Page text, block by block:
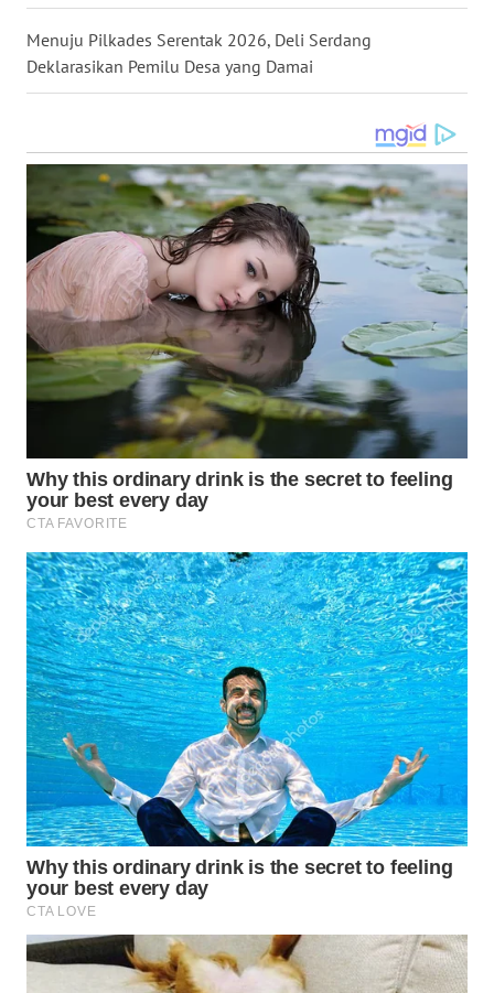
Menuju Pilkades Serentak 2026, Deli Serdang
Deklarasikan Pemilu Desa yang Damai
TANJUNG
LESUNG
WN
WN
SIMALUNGUN
WN
LABUHANBATU
TAPANULI
TENGAH
SERDANG
WN
TINGGI
WN
PAKPAK
WN
KARAWANG
WN
BEKASI
WN
BOGOR
WN